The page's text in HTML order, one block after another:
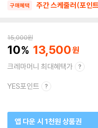
구매혜택 주간 스케줄러(포인
15,000원
10 13,500
크레마머니 최대혜택가
YES포인트
앱 다운 시 1천원 상품권